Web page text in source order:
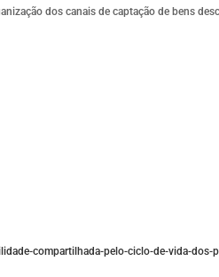
dos canais de captação de bens
compartilhada-pelo-ciclo-de-vida-dos-